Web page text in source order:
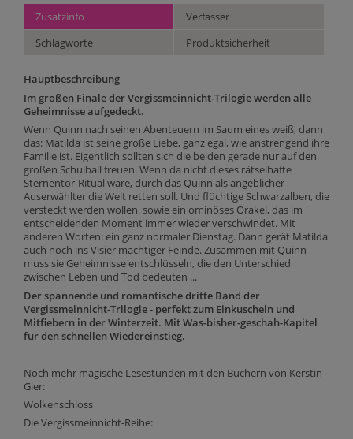
Zusatzinfo
Verfasser
Schlagworte
Produktsicherheit
Hauptbeschreibung
Im großen Finale der Vergissmeinnicht-Trilogie werden alle
Geheimnisse aufgedeckt.
Wenn Quinn nach seinen Abenteuern im Saum eines weiß, dann
das: Matilda ist seine große Liebe, ganz egal, wie anstrengend ihre
Familie ist. Eigentlich sollten sich die beiden gerade nur auf den
großen Schulball freuen. Wenn da nicht dieses rätselhafte
Sternentor-Ritual wäre, durch das Quinn als angeblicher
Auserwählter die Welt retten soll. Und flüchtige Schwarzalben, die
versteckt werden wollen, sowie ein ominöses Orakel, das im
entscheidenden Moment immer wieder verschwindet. Mit
anderen Worten: ein ganz normaler Dienstag. Dann gerät Matilda
auch noch ins Visier mächtiger Feinde. Zusammen mit Quinn
muss sie Geheimnisse entschlüsseln, die den Unterschied
zwischen Leben und Tod bedeuten ...
Der spannende und romantische dritte Band der
Vergissmeinnicht-Trilogie - perfekt zum Einkuscheln und
Mitfiebern in der Winterzeit. Mit Was-bisher-geschah-Kapitel
für den schnellen Wiedereinstieg.
Noch mehr magische Lesestunden mit den Büchern von Kerstin
Gier:
Wolkenschloss
Die Vergissmeinnicht-Reihe: